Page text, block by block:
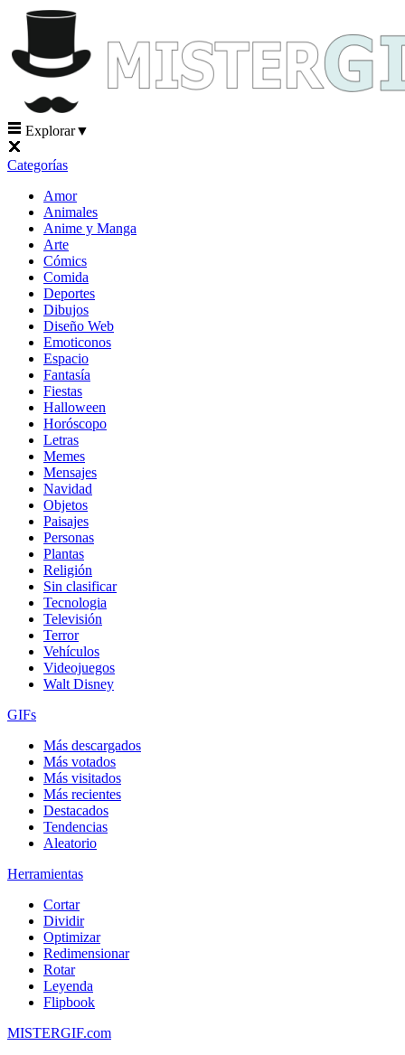
Explorar▼
Categorías
Amor
Animales
Anime y Manga
Arte
Cómics
Comida
Deportes
Dibujos
Diseño Web
Emoticonos
Espacio
Fantasía
Fiestas
Halloween
Horóscopo
Letras
Memes
Mensajes
Navidad
Objetos
Paisajes
Personas
Plantas
Religión
Sin clasificar
Tecnologia
Televisión
Terror
Vehículos
Videojuegos
Walt Disney
GIFs
Más descargados
Más votados
Más visitados
Más recientes
Destacados
Tendencias
Aleatorio
Herramientas
Cortar
Dividir
Optimizar
Redimensionar
Rotar
Leyenda
Flipbook
MISTERGIF.com